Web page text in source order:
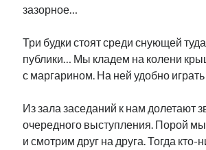
зазорное…
Три будки стоят среди снующей
публики… Мы кладем на колени
с маргарином. На ней удобно
Из зала заседаний к нам долетают
очередного выступления. Порой
и смотрим друг на друга. Тогда кто-